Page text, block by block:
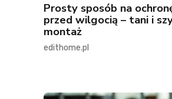
Prosty sposób na
przed wilgocią – tani i
montaż
edithome.pl